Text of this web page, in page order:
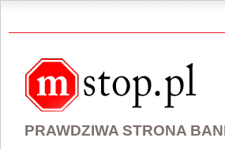
PRAWDZIWA STRONA